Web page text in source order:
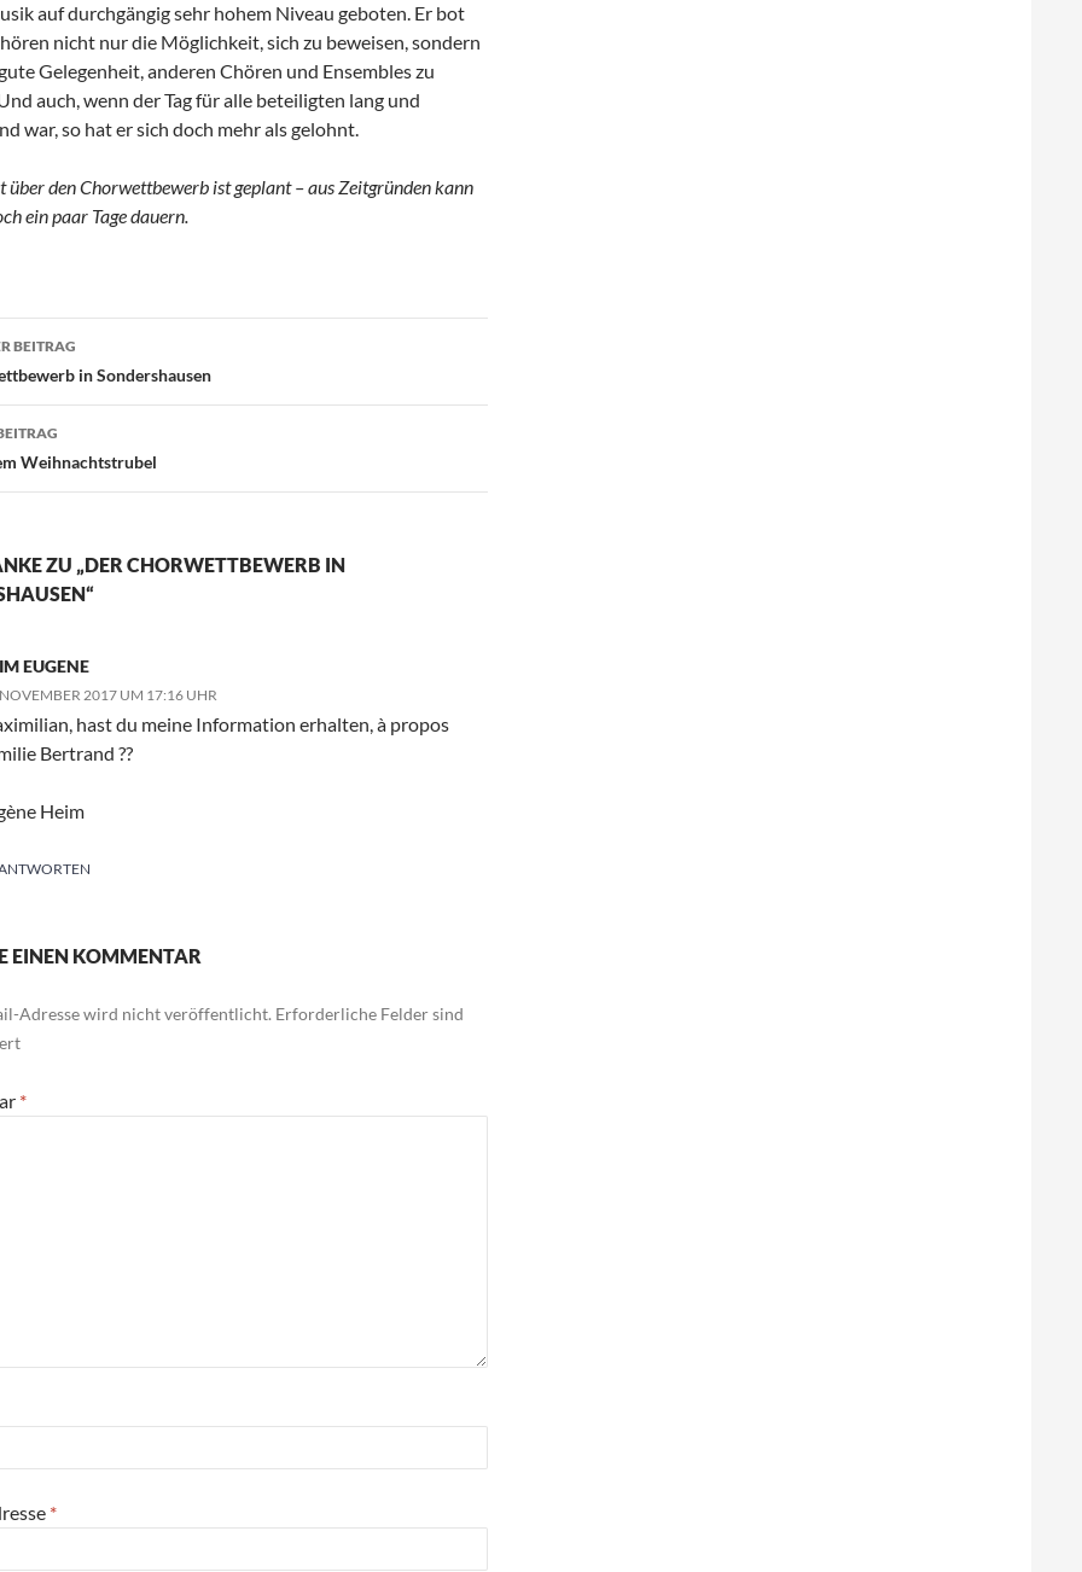
auf durchgängig sehr hohem Niveau geboten. Er bot
nicht nur die Möglichkeit, sich zu beweisen, sondern
Gelegenheit, anderen Chören und Ensembles zu
auch, wenn der Tag für alle beteiligten lang und
war, so hat er sich doch mehr als gelohnt.
über den Chorwettbewerb ist geplant – aus Zeitgründen kann
ein paar Tage dauern.
BEITRAG
in Sondershausen
Weihnachtstrubel
ZU „DER CHORWETTBEWERB IN
EUGENE
2017 UM 17:16 UHR
hast du meine Information erhalten, à propos
Bertrand ??
Heim
EINEN KOMMENTAR
Adresse wird nicht veröffentlicht. Erforderliche Felder sind
*
*